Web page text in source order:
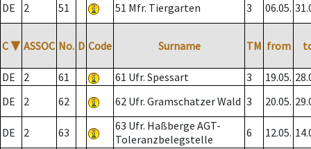
DE
2 51 51 Mfr. Tiergarten 3 06.05.
C ▼ ASSOC No. D Code Surname TM from
DE 2 61 61 Ufr. Spessart 3 19.05.
DE
2 62 62 Ufr. Gramschatzer Wald 3 20.05.
DE 2 63
63 Ufr. Haßberge AGT-
Toleranzbelegstelle
6 12.05.